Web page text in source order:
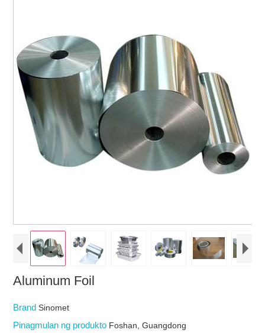
Aluminum Foil
BrandSinomet
Pinagmulan ng produkto Foshan, Guangdong